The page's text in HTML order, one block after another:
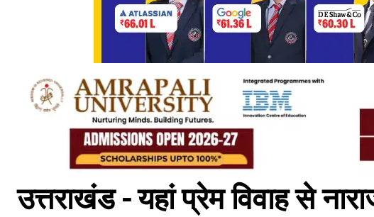
उत्तराखंड - यहां प्रेम विवाह से